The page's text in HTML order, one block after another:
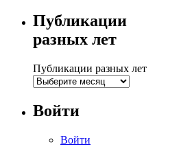
Публикации
разных лет
Публикации разных лет
Войти
Войти